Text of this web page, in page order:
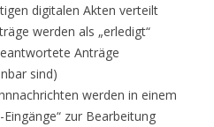
digitalen Akten verteilt
werden als „erledigt“
Anträge
sind)
werden in einem
zur Bearbeitung